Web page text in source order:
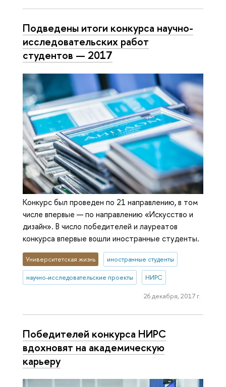
Подведены итоги конкурса научно-
исследовательских работ
студентов — 2017
Конкурс был проведен по 21 направлению, в том
числе впервые — по направлению «Искусство и
дизайн». В число победителей и лауреатов
конкурса впервые вошли иностранные студенты.
Университетская жизнь иностранные студенты
научно-исследовательские проекты НИРС
26 декабря, 2017 г.
Победителей конкурса НИРС
вдохновят на академическую
карьеру